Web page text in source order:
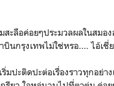
สะลือค่อยๆประมวลผลในสมอ
บินกรุงเทพไม่ใช่หรอ.... ไอ้เชี่
ริ่มปะติดปะต่อเรื่องราวทุกอย่